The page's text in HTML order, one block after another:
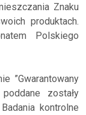
Znaku
produktach.
Polskiego
”Gwarantowany
zostały
kontrolne